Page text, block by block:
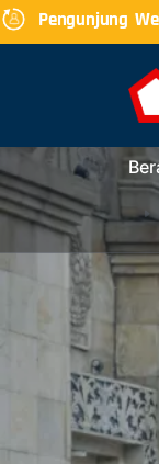
Pengunjung